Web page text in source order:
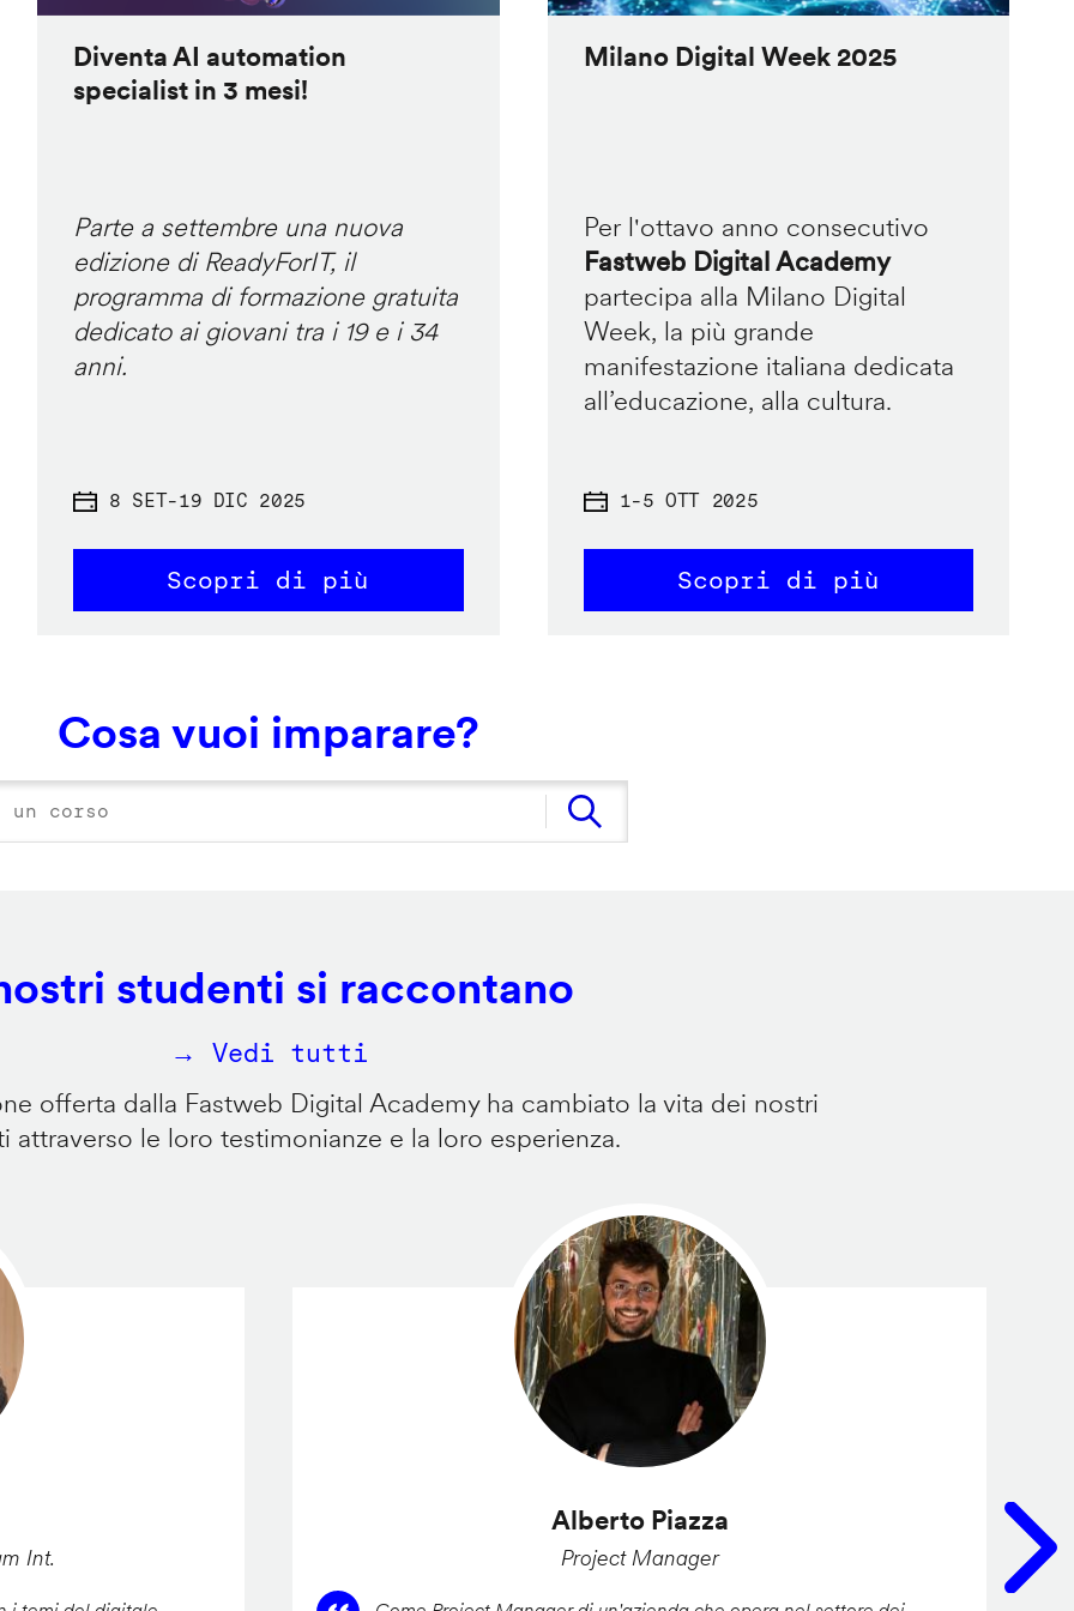
Diventa AI automation
specialist in 3 mesi!
Parte a settembre una nuova
edizione di ReadyForIT, il
programma di formazione gratuita
dedicato ai giovani tra i 19 e i 34
anni.
8 SET-19 DIC 2025
Scopri di più
Milano Digital Week 2025
Per l'ottavo anno consecutivo
Fastweb Digital Academy
partecipa alla Milano Digital
Week, la più grande
manifestazione italiana dedicata
all’educazione, alla cultura.
1-5 OTT 2025
Scopri di più
Cosa vuoi imparare?
studenti si raccontano
→ Vedi tutti
offerta dalla Fastweb Digital Academy ha cambiato la vita dei nostri
attraverso le loro testimonianze e la loro esperienza.
Int.
Alberto Piazza
Project Manager